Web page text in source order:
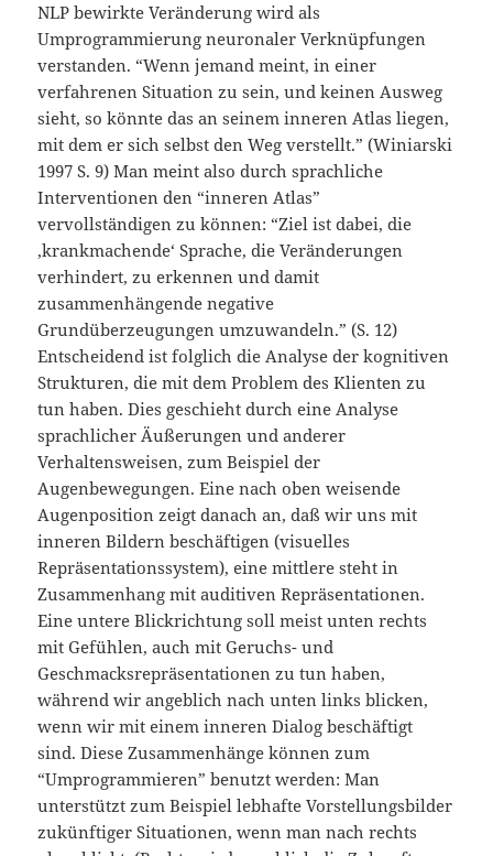
NLP bewirkte Veränderung wird als
Umprogrammierung neuronaler Verknüpfungen
verstanden. “Wenn jemand meint, in einer
verfahrenen Situation zu sein, und keinen Ausweg
sieht, so könnte das an seinem inneren Atlas liegen,
mit dem er sich selbst den Weg verstellt.” (Winiarski
1997 S. 9) Man meint also durch sprachliche
Interventionen den “inneren Atlas”
vervollständigen zu können: “Ziel ist dabei, die
‚krankmachende‘ Sprache, die Veränderungen
verhindert, zu erkennen und damit
zusammenhängende negative
Grundüberzeugungen umzuwandeln.” (S. 12)
Entscheidend ist folglich die Analyse der kognitiven
Strukturen, die mit dem Problem des Klienten zu
tun haben. Dies geschieht durch eine Analyse
sprachlicher Äußerungen und anderer
Verhaltensweisen, zum Beispiel der
Augenbewegungen. Eine nach oben weisende
Augenposition zeigt danach an, daß wir uns mit
inneren Bildern beschäftigen (visuelles
Repräsentationssystem), eine mittlere steht in
Zusammenhang mit auditiven Repräsentationen.
Eine untere Blickrichtung soll meist unten rechts
mit Gefühlen, auch mit Geruchs- und
Geschmacksrepräsentationen zu tun haben,
während wir angeblich nach unten links blicken,
wenn wir mit einem inneren Dialog beschäftigt
sind. Diese Zusammenhänge können zum
“Umprogrammieren” benutzt werden: Man
unterstützt zum Beispiel lebhafte Vorstellungsbilder
zukünftiger Situationen, wenn man nach rechts